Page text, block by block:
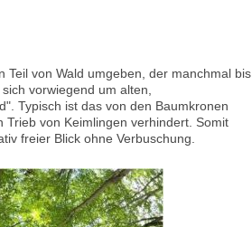
von Wald umgeben, der manchmal bis
vorwiegend um alten,
Typisch ist das von den Baumkronen
von Keimlingen verhindert. Somit
freier Blick ohne Verbuschung.